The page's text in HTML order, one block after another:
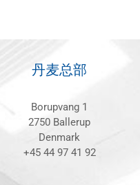
丹麦总部
Borupvang 1
2750 Ballerup
Denmark
+45 44 97 41 92